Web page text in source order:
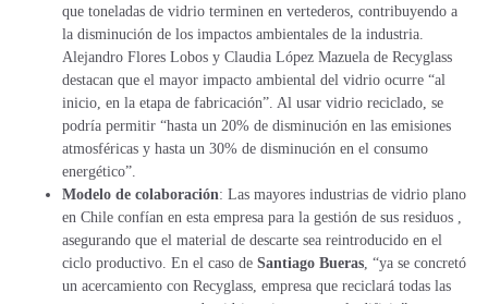
que toneladas de vidrio terminen en vertederos, contribuyendo a
la disminución de los impactos ambientales de la industria.
Alejandro Flores Lobos y Claudia López Mazuela de Recyglass
destacan que el mayor impacto ambiental del vidrio ocurre “al
inicio, en la etapa de fabricación”. Al usar vidrio reciclado, se
podría permitir “hasta un 20% de disminución en las emisiones
atmosféricas y hasta un 30% de disminución en el consumo
energético”.
Modelo de colaboración: Las mayores industrias de vidrio plano
en Chile confían en esta empresa para la gestión de sus residuos ,
asegurando que el material de descarte sea reintroducido en el
ciclo productivo. En el caso de Santiago Bueras , “ya se concretó
un acercamiento con Recyglass, empresa que reciclará todas las